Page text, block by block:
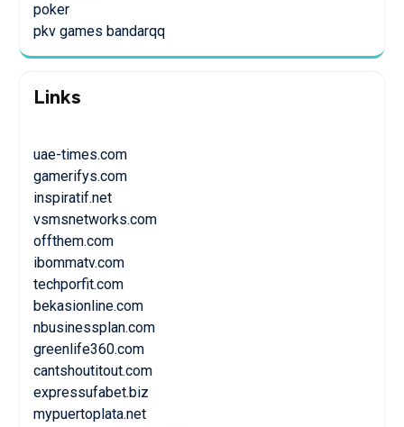
poker
pkv games bandarqq
Links
uae-times.com
gamerifys.com
inspiratif.net
vsmsnetworks.com
offthem.com
ibommatv.com
techporfit.com
bekasionline.com
nbusinessplan.com
greenlife360.com
cantshoutitout.com
expressufabet.biz
mypuertoplata.net